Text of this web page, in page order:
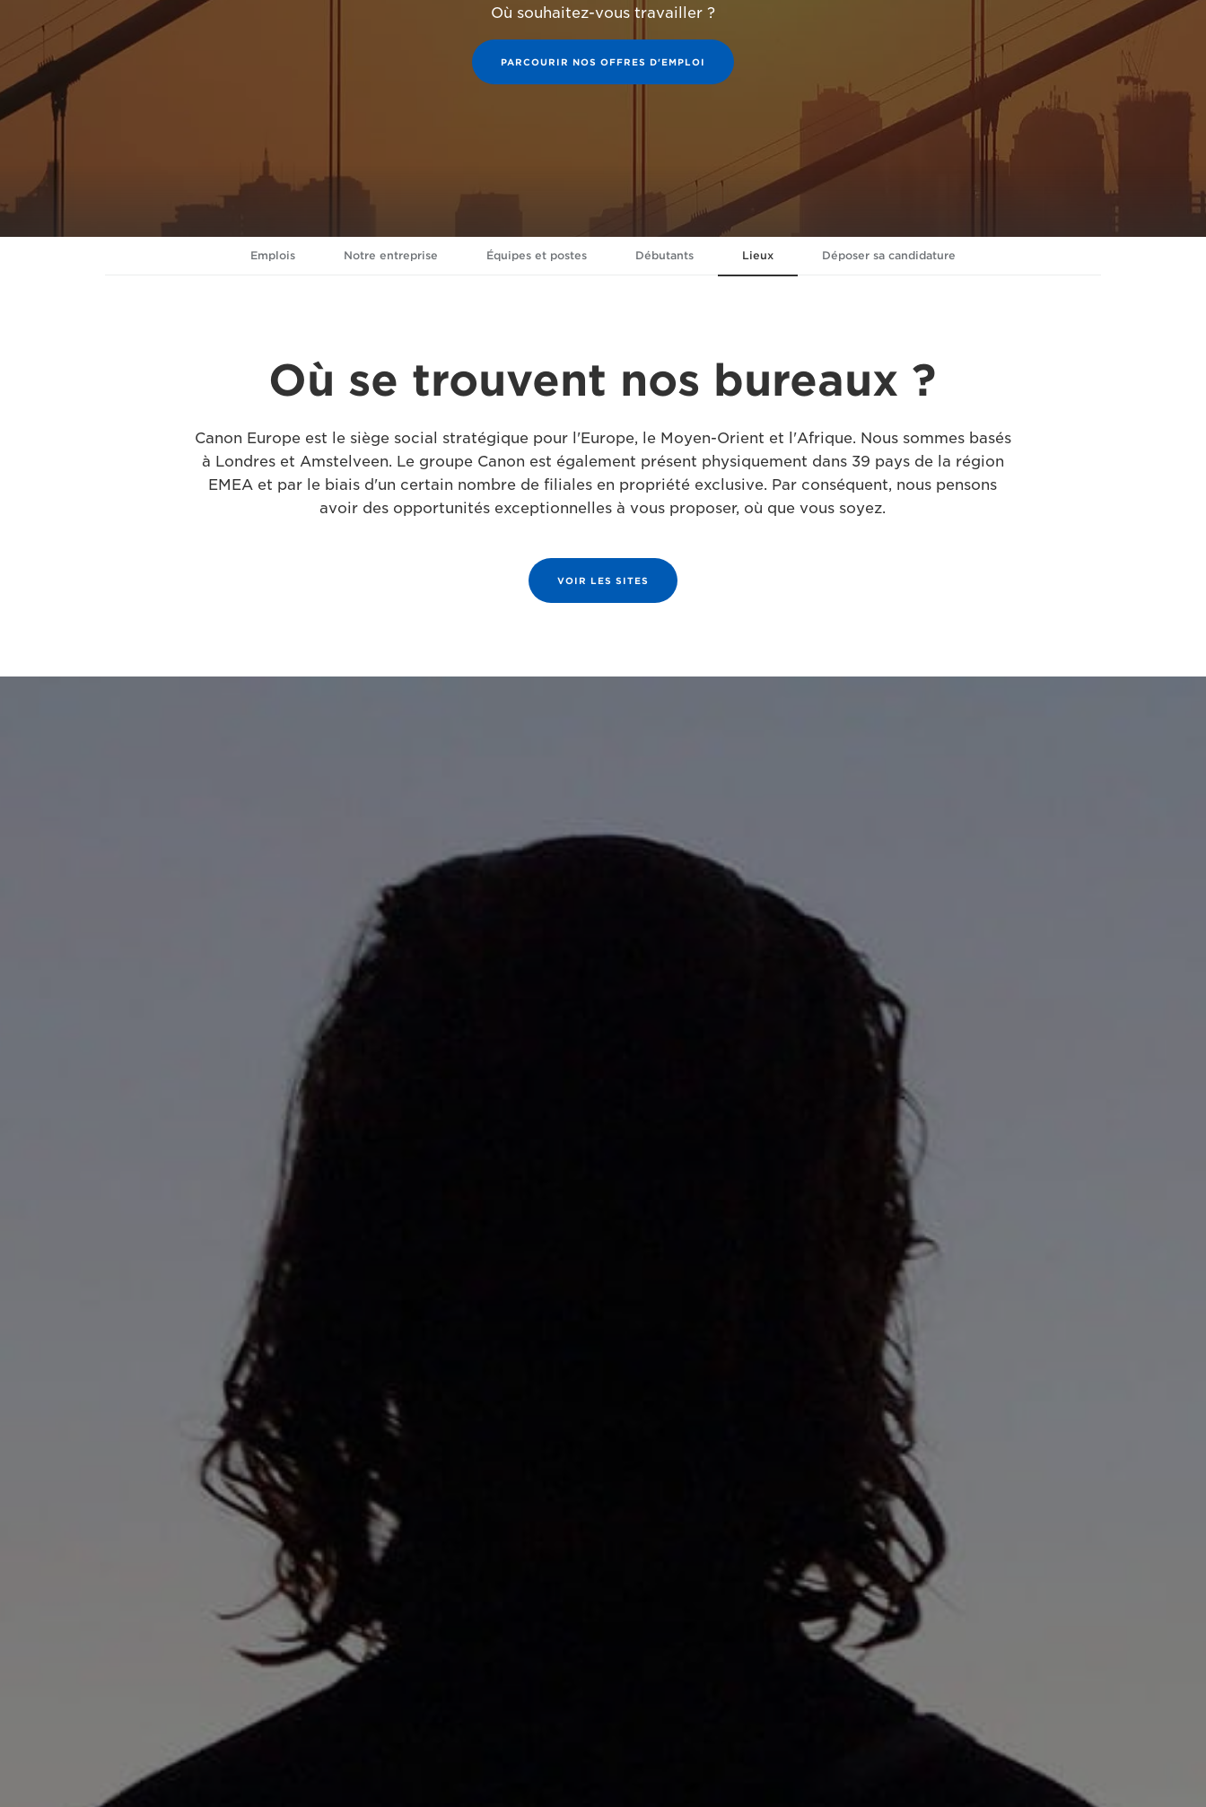
Où souhaitez-vous travailler ?
PARCOURIR NOS OFFRES D'EMPLOI
Emplois Notre entreprise Équipes et postes Débutants Lieux Déposer sa candidature
Où se trouvent nos bureaux ?
Canon Europe est le siège social stratégique pour l'Europe, le Moyen-Orient et l'Afrique. Nous sommes basés
à Londres et Amstelveen. Le groupe Canon est également présent physiquement dans 39 pays de la région
EMEA et par le biais d'un certain nombre de filiales en propriété exclusive. Par conséquent, nous pensons
avoir des opportunités exceptionnelles à vous proposer, où que vous soyez.
VOIR LES SITES